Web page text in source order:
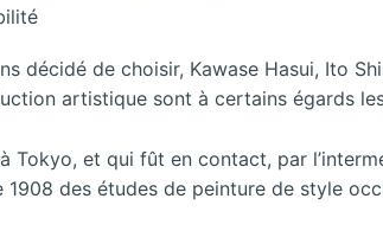
décidé de choisir, Kawase Hasui, Ito
artistique sont à certains égards
Tokyo, et qui fût en contact, par
des études de peinture de style